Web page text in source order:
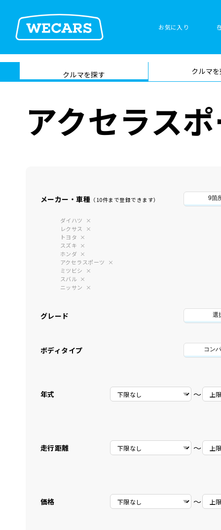
お気に入り
在庫検索
サイト内検
索
クルマを探す クルマ
アクセラス
メーカー・車種 （10件まで登録できます） 9箇
ダイハツ
レクサス
トヨタ
スズキ
ホンダ
アクセラスポーツ
ミツビシ
スバル
ニッサン
グレード 選
ボディタイプ コン
年式 〜
走行距離 〜
価格 〜